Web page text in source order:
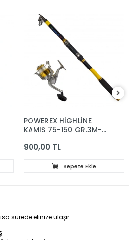
POWEREX HİGHLİNE
KAMIŞ 75-150 GR.3M-
SET
900,00 TL
Sepete Ekle
sürede elinize ulaşır.